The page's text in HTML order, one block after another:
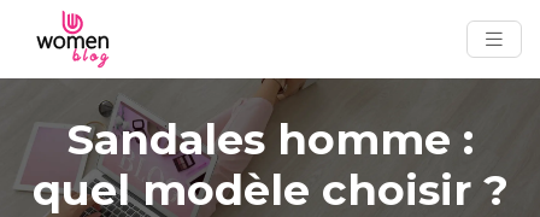
Sandales homme :
quel modèle choisir ?